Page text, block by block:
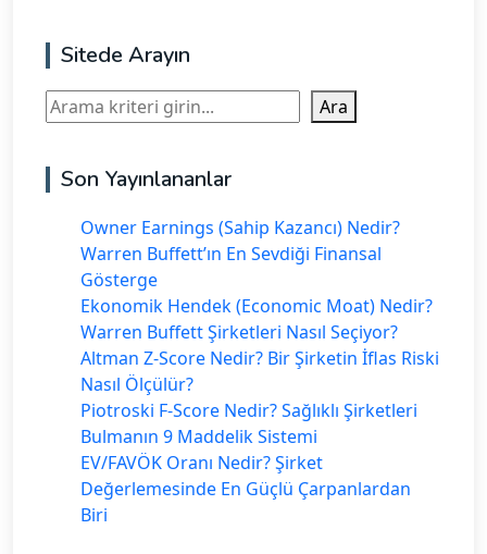
Sitede Arayın
Ara Ara
Son Yayınlananlar
Owner Earnings (Sahip Kazancı) Nedir?
Warren Buffett’ın En Sevdiği Finansal
Gösterge
Ekonomik Hendek (Economic Moat) Nedir?
Warren Buffett Şirketleri Nasıl Seçiyor?
Altman Z-Score Nedir? Bir Şirketin İflas Riski
Nasıl Ölçülür?
Piotroski F-Score Nedir? Sağlıklı Şirketleri
Bulmanın 9 Maddelik Sistemi
EV/FAVÖK Oranı Nedir? Şirket
Değerlemesinde En Güçlü Çarpanlardan
Biri